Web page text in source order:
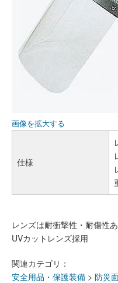
画像を拡大する
仕様
レンズは耐衝撃性・耐傷性
UVカットレンズ採用
関連カテゴリ：
安全用品・保護装備 > 防災